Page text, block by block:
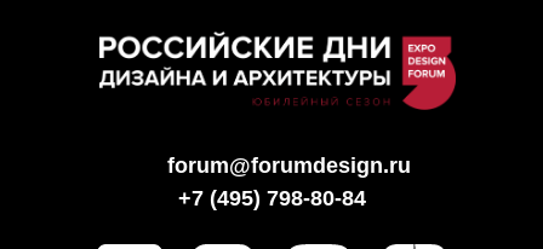
forum@forumdesign.ru
+7 (495) 798-80-84